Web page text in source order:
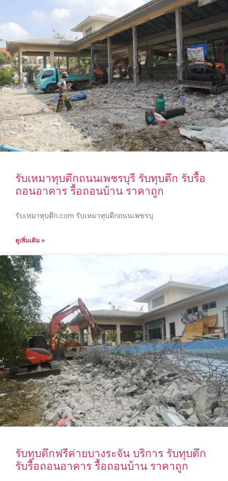
รับเหมาทุบตึกถนนเพชรบุรี รับทุบตึก รับรื้อ
ถอนอาคาร รื้อถอนบ้าน ราคาถูก
รับเหมาทุบตึก.com รับเหมาทุบตึกถนนเพชรบุ
ดูเพิ่มเติม »
รับทุบตึกฟรีค่ายบางระจัน บริการ รับทุบตึก
รับรื้อถอนอาคาร รื้อถอนบ้าน ราคาถูก